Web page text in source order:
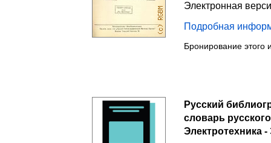
Электронная
Подробная
Бронирование этого
Русский
словарь
Электротехника